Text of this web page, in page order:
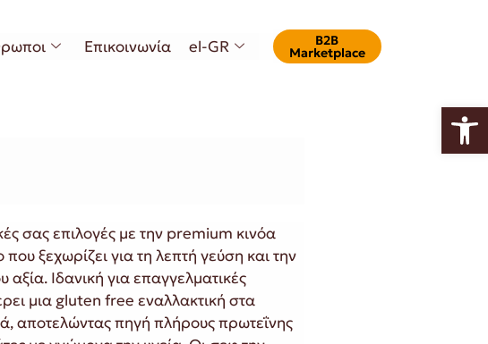
Επικοινωνία el-GR Β2Β
Marketplace
σας επιλογές με την premium κινόα
ξεχωρίζει για τη λεπτή γεύση και την
αξία. Ιδανική για επαγγελματικές
μια gluten free εναλλακτική στα
αποτελώντας πηγή πλήρους πρωτεΐνης